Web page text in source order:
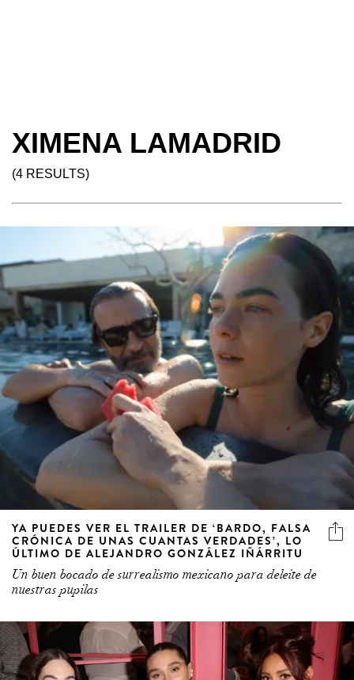
XIMENA LAMADRID
(4 RESULTS)
YA PUEDES VER EL TRAILER DE ‘BARDO, FALSA
CRÓNICA DE UNAS CUANTAS VERDADES’, LO
ÚLTIMO DE ALEJANDRO GONZÁLEZ IÑÁRRITU
Un buen bocado de surrealismo mexicano para deleite de
nuestras pupilas